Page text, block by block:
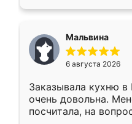
меньше, здесь же он
Мне нравится ,если
мебели буду
Мальвина
6 августа 2026
Заказывала кухню в
очень довольна.
посчитала, на